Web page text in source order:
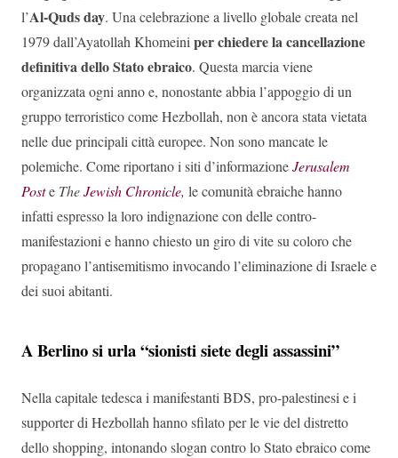
l’Al-Quds day. Una celebrazione a livello globale creata nel
1979 dall’Ayatollah Khomeiniper chiedere la cancellazione
definitiva dello Stato ebraico. Questa marcia viene
organizzata ogni anno e, nonostante abbia l’appoggio di un
gruppo terroristico come Hezbollah, non è ancora stata vietata
nelle due principali città europee. Non sono mancate le
polemiche. Come riportano i siti d’informazioneJerusalem
Poste TheJewish Chronicle, le comunità ebraiche hanno
infatti espresso la loro indignazione con delle contro-
manifestazioni e hanno chiesto un giro di vite su coloro che
propagano l’antisemitismo invocando l’eliminazione di Israele e
dei suoi abitanti.
A Berlino si urla “sionisti siete degli assassini”
Nella capitale tedesca i manifestanti BDS, pro-palestinesi e i
supporter di Hezbollah hanno sfilato per le vie del distretto
dello shopping, intonando slogan contro lo Stato ebraico come